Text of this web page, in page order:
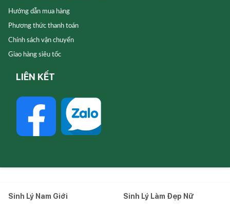
Hướng dẫn mua hàng
Phương thức thanh toán
Chính sách vận chuyển
Giao hàng siêu tốc
LIÊN KẾT
Sinh Lý Nam Giới
Sinh Lý Làm Đẹp Nữ